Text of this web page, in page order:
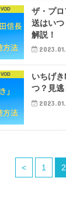
VOD
ザ・プ
送はい
解説！
VOD
いちげ
つ？見逃
< 1 2